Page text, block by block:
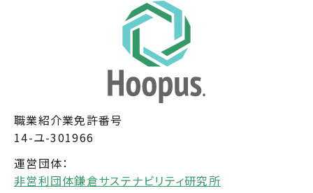
職業紹介業免許番号
14-ユ-301966
運営団体：
非営利団体鎌倉サステナビリティ研究所